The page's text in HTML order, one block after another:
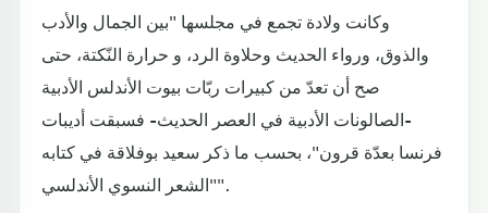
وكانت ولادة تجمع في مجلسها "بين الجمال والأدب
والذوق، ورواء الحديث وحلاوة الرد، و حرارة النّكتة، حتى
صح أن تعدّ من كبيرات ربّات بيوت الأندلس الأدبية
-الصالونات الأدبية في العصر الحديث- فسبقت أديبات
فرنسا بعدّة قرون"، بحسب ما ذكر سعيد بوفلاقة في كتابه
"الشعر النسوي الأندلسي".